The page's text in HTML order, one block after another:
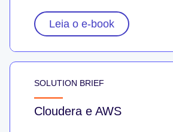
Leia o e-book
SOLUTION BRIEF
Cloudera e AWS